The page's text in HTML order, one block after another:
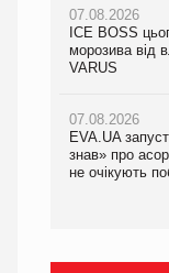
07.08.2026
ICE BOSS
морозива від
VARUS
07.08.2026
EVA.UA
знав» про
не очікують
06.08.2026
Смачна
VARUS
05.08.2026
Мережа
мережу
компанія
07.08.2026
Франція